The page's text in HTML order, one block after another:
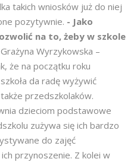
takich wniosków już do niej
pozytywnie. - Jako
na to, żeby w szkole
Wyrzykowska –
że na początku roku
da radę wyżywić
przedszkolaków.
dzieciom podstawowe
zużywa się ich bardzo
do zajęć
przynoszenie. Z kolei w